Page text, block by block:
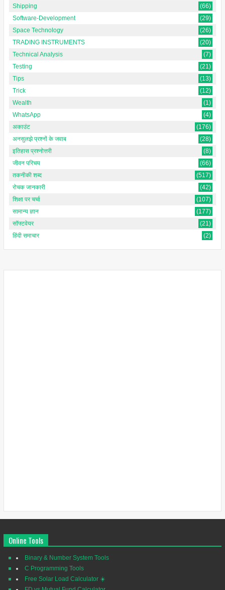
Shipping
(66)
Software-Development
(29)
Space Technology
(26)
TRADING INSTRUMENTS
(20)
Technical Analysis
(7)
Testing
(21)
Tips
(13)
Trick
(12)
Wealth
(1)
WhatsApp
(4)
अकाउंट
(176)
अनसुलझे प्रश्नों के जवाब
(28)
इतिहास प्रश्नोत्तरी
(8)
जीवन परिचय
(66)
तकनीकी शब्द
(517)
रोचक जानकारी
(42)
शिक्षा पर चर्चा
(107)
सामान्य ज्ञान
(177)
सॉफ्टवेयर
(21)
हिंदी समाचार
(2)
Online Tools
Binary & Number System Tools
C Programming Tools
Free Solar Load Calculator ☀️